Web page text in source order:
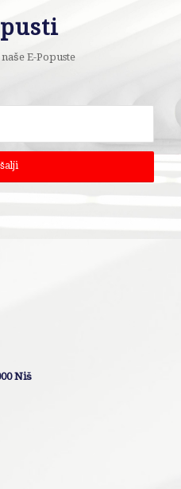
E-Popuste
Niš